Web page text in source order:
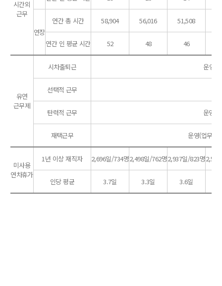
시간외
근무
연장
연간 총 시간 58,904 56,016 51,508
연간 인 평균 시간 52 48 46
유연
근무제
시차출퇴근 운영
선택적 근무
탄력적 근무 운영 (
재택근무 운영(업무상
미사용
연차휴가
1년 이상 재직자 2,696일/734명2,498일/762명2,937일/823명
인당 평균 3.7일 3.3일 3.6일